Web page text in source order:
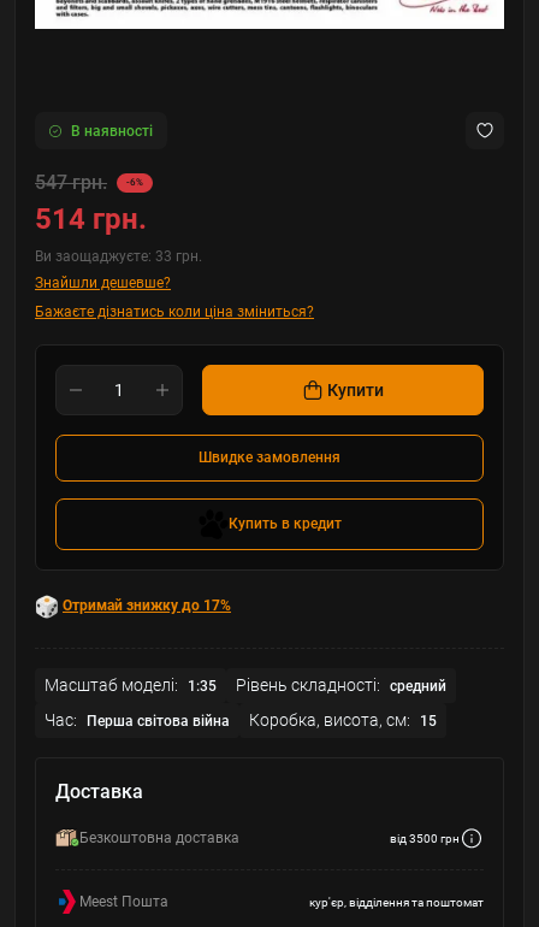
В наявності
547 грн. -6%
514 грн.
Ви заощаджуєте: 33 грн.
Знайшли дешевше?
Бажаєте дізнатись коли ціна зміниться?
Купити
Швидке замовлення
Купить в кредит
Отримай знижку до 17%
Масштаб моделі: 1:35 Рівень складності: cредний
Час: Перша світова війна Коробка, висота, см: 15
Доставка
Безкоштовна доставка від 3500 грн
Meest Пошта кур'єр, відділення та поштомат